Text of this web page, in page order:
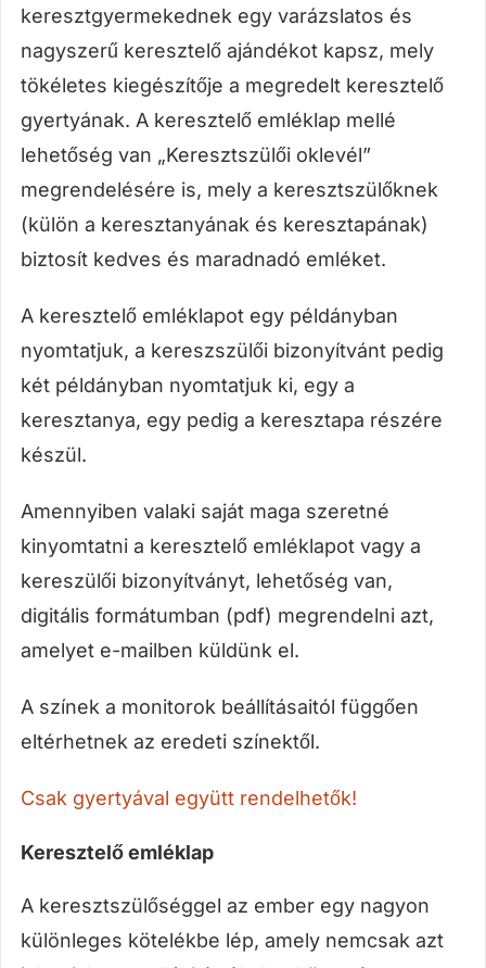
keresztgyermekednek egy varázslatos és
nagyszerű keresztelő ajándékot kapsz, mely
tökéletes kiegészítője a megredelt keresztelő
gyertyának. A keresztelő emléklap mellé
lehetőség van „Keresztszülői oklevél”
megrendelésére is, mely a keresztszülőknek
(külön a keresztanyának és keresztapának)
biztosít kedves és maradnadó emléket.
A keresztelő emléklapot egy példányban
nyomtatjuk, a kereszszülői bizonyítvánt pedig
két példányban nyomtatjuk ki, egy a
keresztanya, egy pedig a keresztapa részére
készül.
Amennyiben valaki saját maga szeretné
kinyomtatni a keresztelő emléklapot vagy a
kereszülői bizonyítványt, lehetőség van,
digitális formátumban (pdf) megrendelni azt,
amelyet e-mailben küldünk el.
A színek a monitorok beállításaitól függően
eltérhetnek az eredeti színektől.
Csak gyertyával együtt rendelhetők!
Keresztelő emléklap
A keresztszülőséggel az ember egy nagyon
különleges kötelékbe lép, amely nemcsak azt